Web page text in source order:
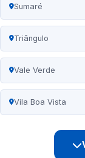
Sumaré
Triângulo
Vale Verde
Vila Boa Vista